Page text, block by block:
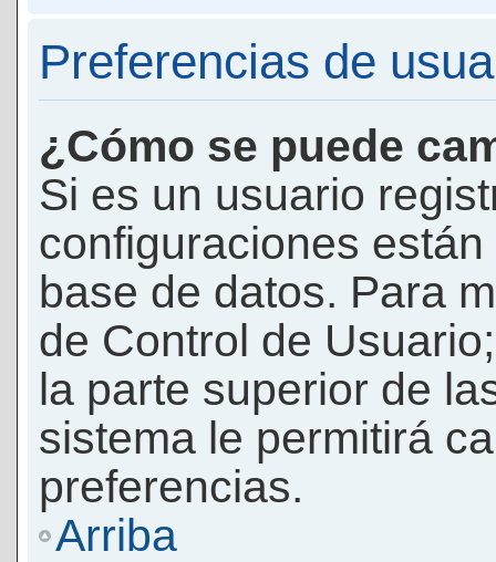
Preferencias de
¿Cómo se puede
Si es un usuario
configuraciones
base de datos. Para
de Control de
la parte superior de
sistema le permitirá
preferencias.
Arriba